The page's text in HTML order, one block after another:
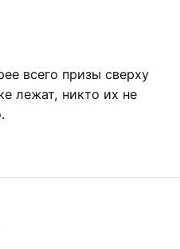
всего призы сверху
лежат, никто их не